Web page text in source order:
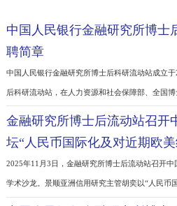
中国人民银行金融研究所博
聘简章
中国人民银行金融研究所博士后科研流动站成
后科研流动站，在人力资源和社会保障部、全
2020年度博士后综合评估中获得优秀等级。流
银行基本职能和中心工作为宗旨，尊重知识，
氛围，鼓励求真务实、开拓创新的工作精神，
金融研究所博士后流动站召
2025年11月3日，金融研究所博士后流动站召